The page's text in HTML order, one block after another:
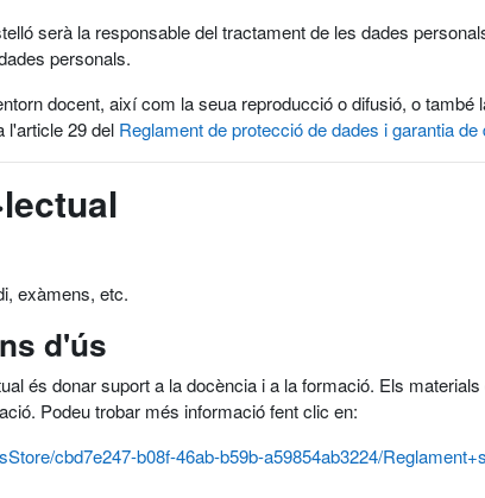
serà la responsable del tractament de les dades
personals.
docent, així com la seua reproducció o difusió, o
l'article 29 del Reglament de protecció de dades i garantia
exàmens, etc.
d'ús
és donar suport a la docència i a la formació. Els
Podeu trobar més informació fent clic en:
cbd7e247-b08f-46ab-b59b-a59854ab3224/